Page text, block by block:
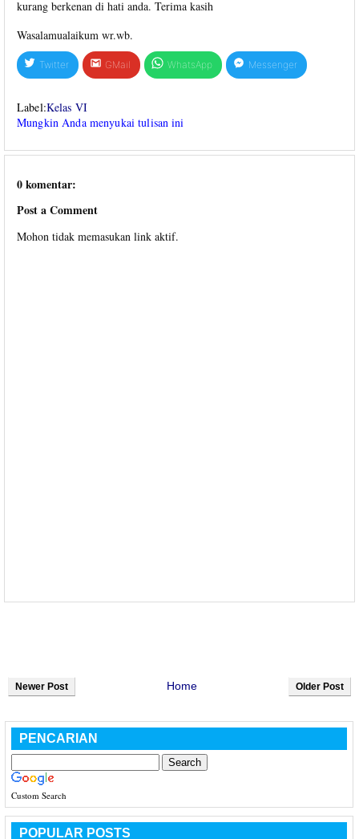
kurang berkenan di hati anda. Terima kasih
Wasalamualaikum wr.wb.
Twitter GMail WhatsApp Messenger
Label:Kelas VI
Mungkin Anda menyukai tulisan ini
0 komentar:
Post a Comment
Mohon tidak memasukan link aktif.
Newer Post Older Post
Home
PENCARIAN
Custom Search
POPULAR POSTS